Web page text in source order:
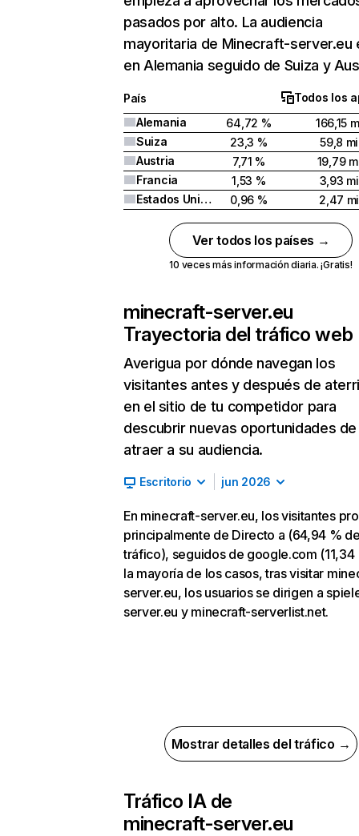
pasados por alto. La audiencia
mayoritaria de Minecraft-server.eu
en Alemania seguido de Suiza y
País
Todos los
Alemania
64,72 %
166,15
Suiza
23,3 %
59,8
Austria
7,71 %
19,79
Francia
1,53 %
3,93
Estados Unidos
0,96 % 2,47
Ver todos los países →
10 veces más información diaria. ¡Gratis!
minecraft-server.eu
Trayectoria del tráfico web
Averigua por dónde navegan los
visitantes antes y después de
en el sitio de tu competidor para
descubrir nuevas oportunidades de
atraer a su audiencia.
Escritorio jun 2026
En minecraft-server.eu, los visitantes
principalmente de Directo a (64,94 %
tráfico), seguidos de google.com (11,34
la mayoría de los casos, tras visitar
server.eu, los usuarios se dirigen a
server.eu y minecraft-serverlist.net.
Mostrar detalles del tráfico →
Tráfico IA de
minecraft-server.eu